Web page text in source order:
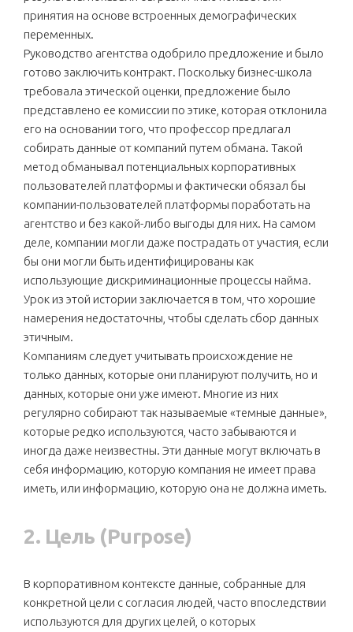
принятия на основе встроенных демографических
переменных.
Руководство агентства одобрило предложение и было
готово заключить контракт. Поскольку бизнес-школа
требовала этической оценки, предложение было
представлено ее комиссии по этике, которая отклонила
его на основании того, что профессор предлагал
собирать данные от компаний путем обмана. Такой
метод обманывал потенциальных корпоративных
пользователей платформы и фактически обязал бы
компании-пользователей платформы поработать на
агентство и без какой-либо выгоды для них. На самом
деле, компании могли даже пострадать от участия, если
бы они могли быть идентифицированы как
использующие дискриминационные процессы найма.
Урок из этой истории заключается в том, что хорошие
намерения недостаточны, чтобы сделать сбор данных
этичным.
Компаниям следует учитывать происхождение не
только данных, которые они планируют получить, но и
данных, которые они уже имеют. Многие из них
регулярно собирают так называемые «темные данные»,
которые редко используются, часто забываются и
иногда даже неизвестны. Эти данные могут включать в
себя информацию, которую компания не имеет права
иметь, или информацию, которую она не должна иметь.
2. Цель (Purpose)
В корпоративном контексте данные, собранные для
конкретной цели с согласия людей, часто впоследствии
используются для других целей, о которых